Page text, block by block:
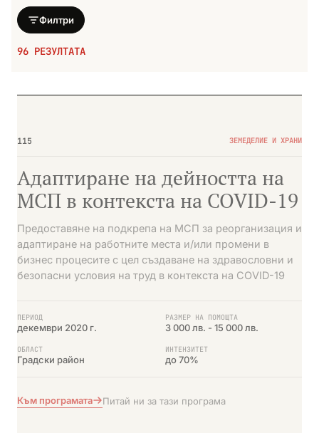
Филтри
96 РЕЗУЛТАТА
115 ЗЕМЕДЕЛИЕ И ХРАНИ
Адаптиране на дейността на
МСП в контекста на COVID-19
Предоставяне на подкрепа на МСП за реорганизация и
адаптиране на работните места и/или промени в
бизнес процесите с цел създаване на здравословни и
безопасни условия на труд в контекста на COVID-19
ПЕРИОД
декември 2020 г.
РАЗМЕР НА ПОМОЩТА
3 000 лв. - 15 000 лв.
ОБЛАСТ
Градски район
ИНТЕНЗИТЕТ
до 70%
Към програмата Питай ни за тази програма